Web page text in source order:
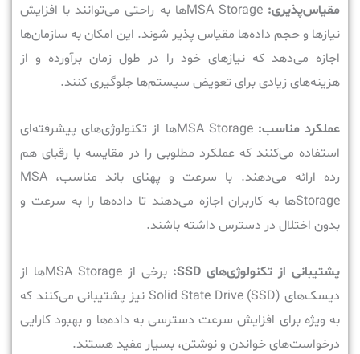
مقیاس‌پذیری:
MSA Storage‌ها به راحتی می‌توانند با افزایش
نیازها و حجم داده‌ها مقیاس‌ پذیر شوند. این امکان به سازمان‌ها
اجازه می‌دهد که نیازهای خود را در طول زمان برآورده و از
هزینه‌های زیادی برای تعویض سیستم‌ها جلوگیری ‌کنند.
عملکرد مناسب:
MSA Storage‌ها از تکنولوژی‌های پیشرفته‌ای
استفاده می‌کنند که عملکرد مطلوبی را در مقایسه با رقبای هم‌
رده ارائه می‌دهند. با سرعت‌ و پهنای باند مناسب، MSA
Storage‌ها به کاربران اجازه می‌دهند تا داده‌ها را به سرعت و
بدون اختلال در دسترس داشته باشند.
پشتیبانی از تکنولوژی‌های SSD:
برخی از MSA Storage‌ها از
دیسک‌های Solid State Drive (SSD) نیز پشتیبانی می‌کنند که
به‌ ویژه برای افزایش سرعت دسترسی به داده‌ها و بهبود کارایی
درخواست‌های خواندن و نوشتن، بسیار مفید هستند.